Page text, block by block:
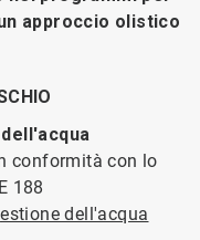
approccio olistico
conformità con lo
188
dell'acqua